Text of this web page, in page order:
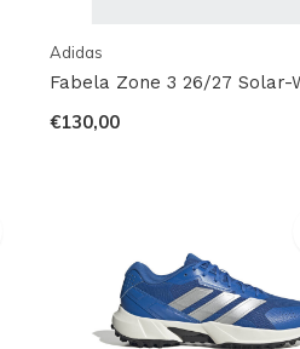
Adidas
Fabela Zone 3 26/27 Solar-
€130,00